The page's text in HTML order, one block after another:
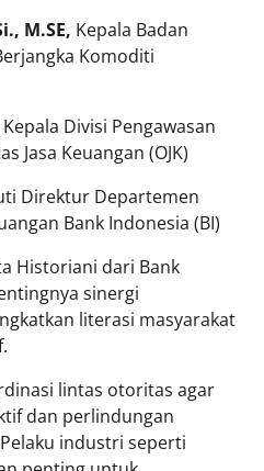
M.SE, Kepala Badan
Komoditi
Kepala Divisi Pengawasan
Jasa Keuangan (OJK)
Direktur Departemen
Bank Indonesia (BI)
Historiani dari Bank
sinergi
literasi masyarakat
lintas otoritas agar
dan perlindungan
industri seperti